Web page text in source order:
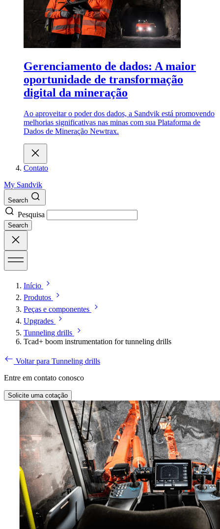
Gerenciamento de dados: A maior
oportunidade de transformação
digital da mineração
Ao aproveitar o poder dos dados, a Sandvik está promovendo
melhorias significativas nas minas com sua Plataforma de
Dados de Mineração Newtrax.
Contato
My Sandvik
Search
Pesquisa
Search
Início
Produtos
Peças e componentes
Upgrades
Tunneling drills
Tcad+ boom instrumentation for tunneling drills
Voltar para Tunneling drills
Entre em contato conosco
Solicite uma cotação